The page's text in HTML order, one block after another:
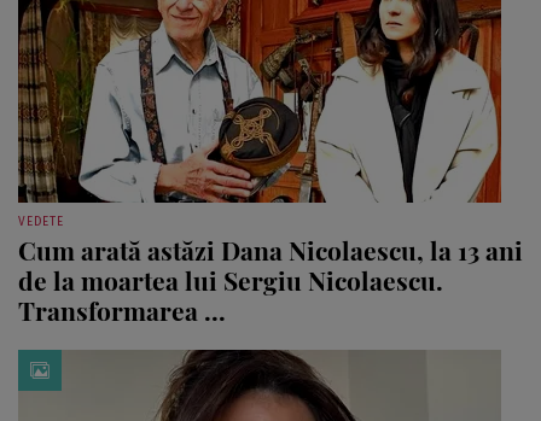
VEDETE
Cum arată astăzi Dana Nicolaescu, la 13 ani
de la moartea lui Sergiu Nicolaescu.
Transformarea ...